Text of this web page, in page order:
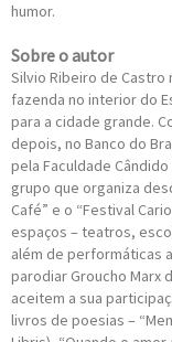
humor.
Sobre o autor
Silvio Ribeiro de Castro
fazenda no interior do
para a cidade grande.
depois, no Banco do
pela Faculdade
grupo que organiza
Café” e o “Festival
espaços – teatros,
além de performáticas
parodiar Groucho Marx
aceitem a sua
livros de poesias –